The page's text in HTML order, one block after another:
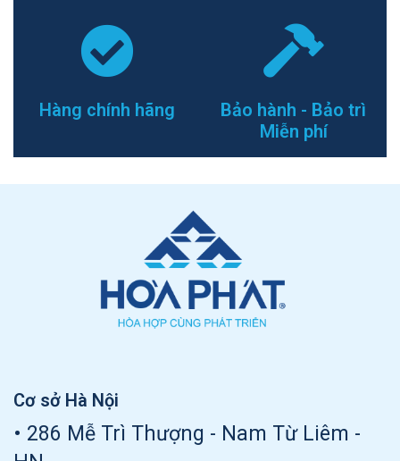
Hàng chính hãng
Bảo hành - Bảo trì
Miễn phí
Cơ sở Hà Nội
• 286 Mễ Trì Thượng - Nam Từ Liêm -